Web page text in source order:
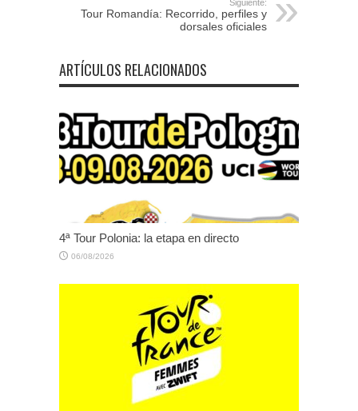
Siguiente:
Tour Romandía: Recorrido, perfiles y
dorsales oficiales
ARTÍCULOS RELACIONADOS
4ª Tour Polonia: la etapa en directo
06/08/2026